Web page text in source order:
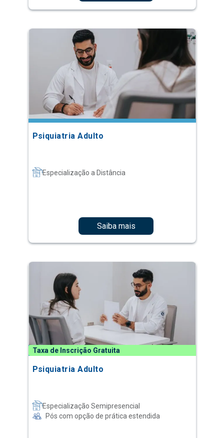
Psiquiatria Adulto
Especialização a Distância
Saiba mais
Taxa de Inscrição Gratuita
Psiquiatria Adulto
Especialização Semipresencial
Pós com opção de prática estendida